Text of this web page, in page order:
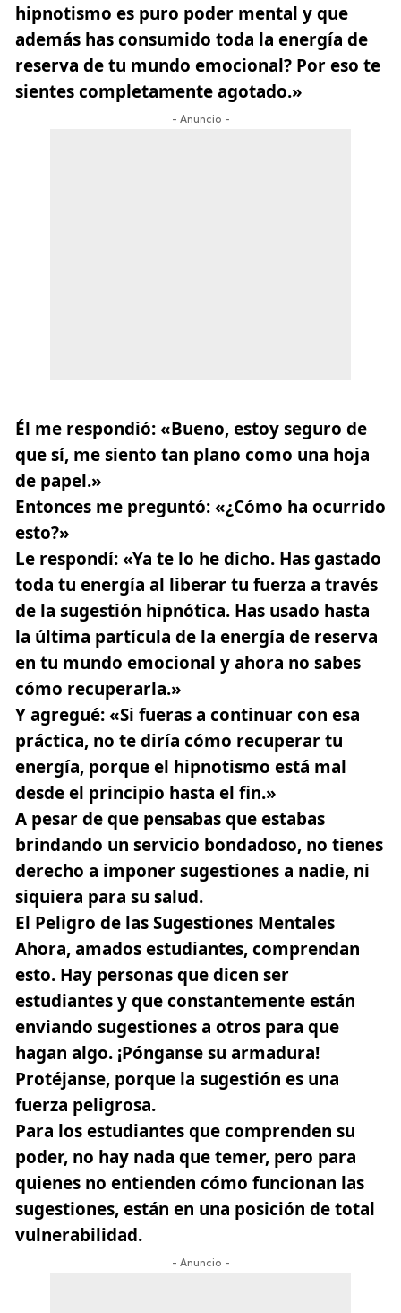
hipnotismo es puro poder mental y que
además has consumido toda la energía de
reserva de tu mundo emocional? Por eso te
sientes completamente agotado.»
- Anuncio -
Él me respondió: «Bueno, estoy seguro de
que sí, me siento tan plano como una hoja
de papel.»
Entonces me preguntó: «¿Cómo ha ocurrido
esto?»
Le respondí: «Ya te lo he dicho. Has gastado
toda tu energía al liberar tu fuerza a través
de la sugestión hipnótica. Has usado hasta
la última partícula de la energía de reserva
en tu mundo emocional y ahora no sabes
cómo recuperarla.»
Y agregué: «Si fueras a continuar con esa
práctica, no te diría cómo recuperar tu
energía, porque el hipnotismo está mal
desde el principio hasta el fin.»
A pesar de que pensabas que estabas
brindando un servicio bondadoso, no tienes
derecho a imponer sugestiones a nadie, ni
siquiera para su salud.
El Peligro de las Sugestiones Mentales
Ahora, amados estudiantes, comprendan
esto. Hay personas que dicen ser
estudiantes y que constantemente están
enviando sugestiones a otros para que
hagan algo. ¡Pónganse su armadura!
Protéjanse, porque la sugestión es una
fuerza peligrosa.
Para los estudiantes que comprenden su
poder, no hay nada que temer, pero para
quienes no entienden cómo funcionan las
sugestiones, están en una posición de total
vulnerabilidad.
- Anuncio -